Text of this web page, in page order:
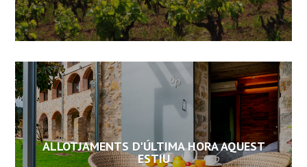
ALLOTJAMENTS D'ÚLTIMA HORA AQUEST
ESTIU